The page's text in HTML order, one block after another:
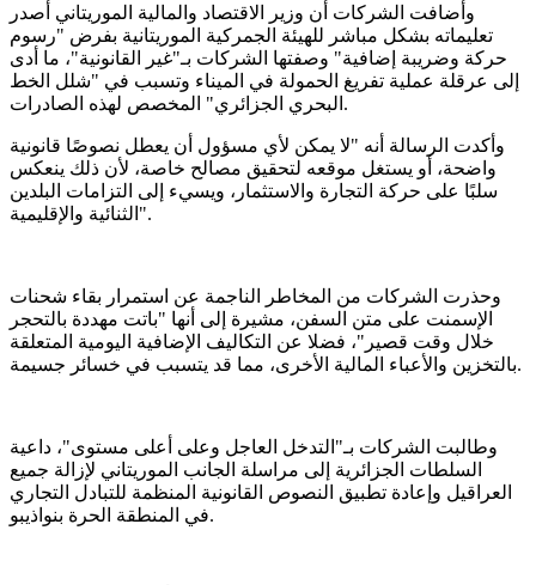
وأضافت الشركات أن وزير الاقتصاد والمالية الموريتاني أصدر
تعليماته بشكل مباشر للهيئة الجمركية الموريتانية بفرض "رسوم
حركة وضريبة إضافية" وصفتها الشركات بـ"غير القانونية"، ما أدى
إلى عرقلة عملية تفريغ الحمولة في الميناء وتسبب في "شلل الخط
البحري الجزائري" المخصص لهذه الصادرات.
وأكدت الرسالة أنه "لا يمكن لأي مسؤول أن يعطل نصوصًا قانونية
واضحة، أو يستغل موقعه لتحقيق مصالح خاصة، لأن ذلك ينعكس
سلبًا على حركة التجارة والاستثمار، ويسيء إلى التزامات البلدين
الثنائية والإقليمية".
وحذرت الشركات من المخاطر الناجمة عن استمرار بقاء شحنات
الإسمنت على متن السفن، مشيرة إلى أنها "باتت مهددة بالتحجر
خلال وقت قصير"، فضلا عن التكاليف الإضافية اليومية المتعلقة
بالتخزين والأعباء المالية الأخرى، مما قد يتسبب في خسائر جسيمة.
وطالبت الشركات بـ"التدخل العاجل وعلى أعلى مستوى"، داعية
السلطات الجزائرية إلى مراسلة الجانب الموريتاني لإزالة جميع
العراقيل وإعادة تطبيق النصوص القانونية المنظمة للتبادل التجاري
في المنطقة الحرة بنواذيبو.